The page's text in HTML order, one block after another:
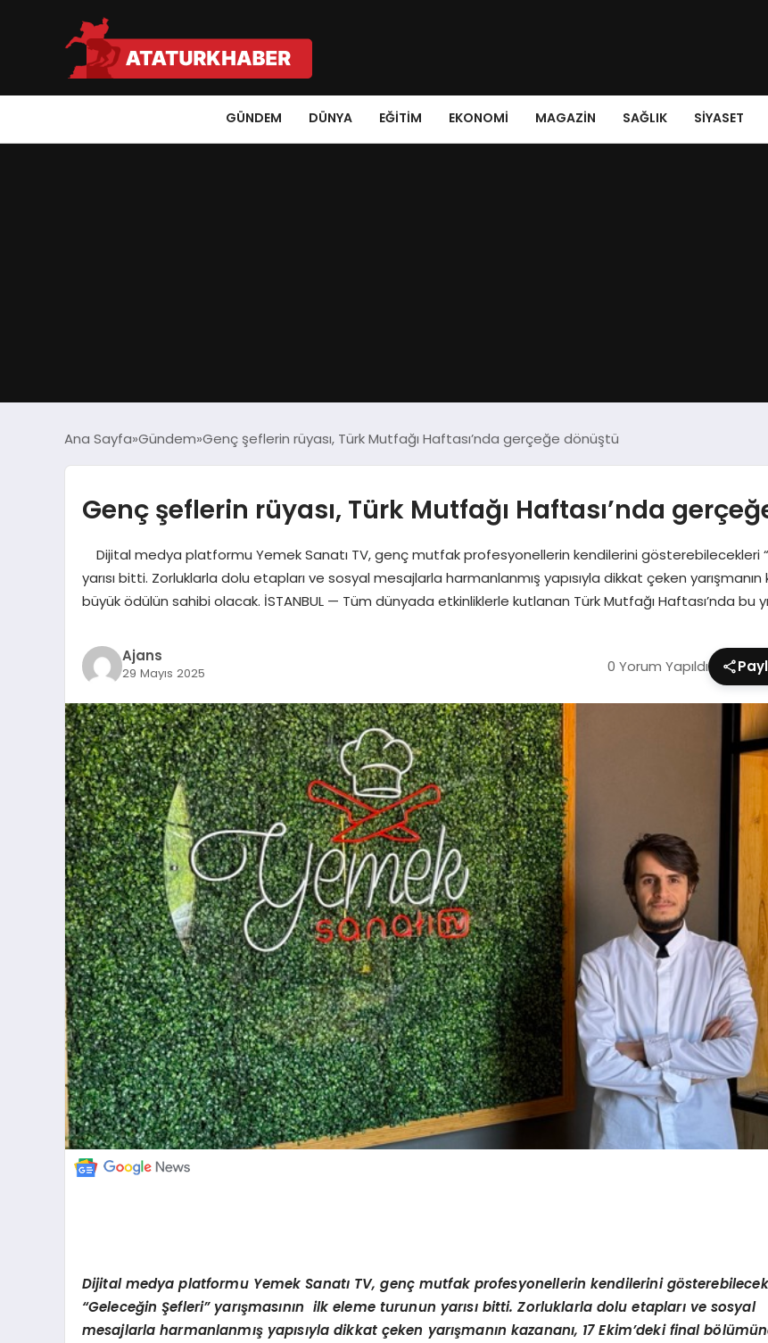
GÜNDEM DÜNYA EĞITIM EKONOMI MAGAZIN SAĞLIK SIYASET
Ana Sayfa Gündem Genç şeflerin rüyası, Türk Mutfağı Haftası’nda gerçeğe dönüştü
Genç şeflerin rüyası, Türk Mutfağı Haftası’nda
Dijital medya platformu Yemek Sanatı TV, genç mutfak profesyonellerin kendilerini gösterebilecekleri
yarısı bitti. Zorluklarla dolu etapları ve sosyal mesajlarla harmanlanmış yapısıyla dikkat çeken yarışmanın
büyük ödülün sahibi olacak. İSTANBUL — Tüm dünyada etkinliklerle kutlanan Türk Mutfağı Haftası’nda bu
Ajans
29 Mayıs 2025 0 Yorum Yapıldı
Dijital medya platformu Yemek Sanatı TV, genç mutfak profesyonellerin kendilerini
“Geleceğin Şefleri” yarışmasının ilk eleme turunun yarısı bitti. Zorluklarla dolu etapları ve sosyal
mesajlarla harmanlanmış yapısıyla dikkat çeken yarışmanın kazananı, 17 Ekim’deki final